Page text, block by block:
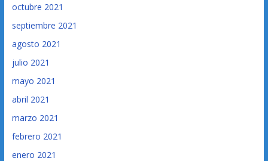
octubre 2021
septiembre 2021
agosto 2021
julio 2021
mayo 2021
abril 2021
marzo 2021
febrero 2021
enero 2021